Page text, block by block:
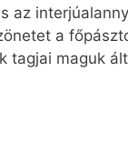
az
a
tagjai maguk